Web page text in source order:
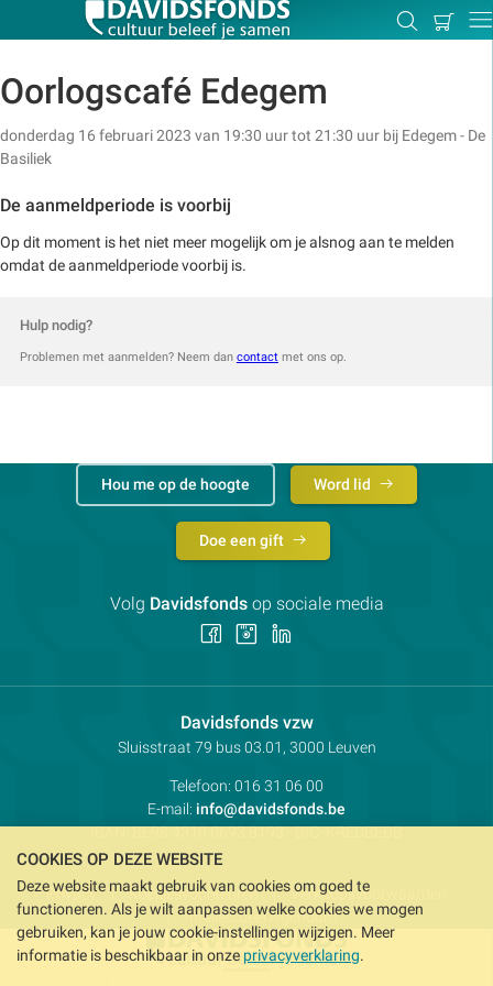
Zoeken
Mijn
Oorlogscafé Edegem
donderdag 16 februari 2023 van 19:30 uur tot 21:30 uur bij Edegem - De
Basiliek
De aanmeldperiode is voorbij
Op dit moment is het niet meer mogelijk om je alsnog aan te melden
omdat de aanmeldperiode voorbij is.
Hulp nodig?
Problemen met aanmelden? Neem dan contactmet ons op.
Davidsfonds vzwContactpersoon:
Adres:
Sluisstraat 79 bus 03.01, 3000 Leuven
Telefoon: 016 31 06 00
E-mail: info@davidsfonds.be
IBAN:BE98 4310 0693 8193- BIC:KREDBEBB
Privacy Koekjesvoorkeuren
Verkoopsvoorwaarden
Intellectueel eigendom
Hou me op de hoogte Word lid
Doe een gift
Volg Davidsfondsop sociale media
Volg Volg
Zoek:
Zoeken
COOKIES OP DEZE WEBSITE
Deze website maakt gebruik van cookies om goed te
functioneren. Als je wilt aanpassen welke cookies we mogen
gebruiken, kan je jouw cookie-instellingen wijzigen. Meer
informatie is beschikbaar in onzeprivacyverklaring.